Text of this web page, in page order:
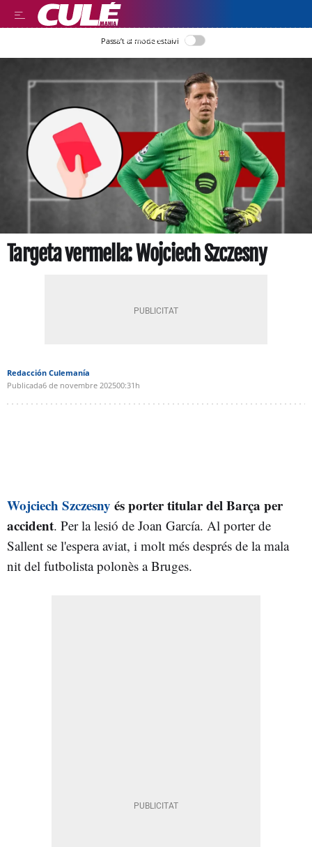
LLEGIR EN CATALÀ
Passa’t al mode estalvi
Targeta vermella: Wojciech Szczesny
Redacción Culemanía
Publicada6 de novembre 202500:31h
Wojciech Szczesny és porter titular del Barça per
accident. Per la lesió de Joan García. Al porter de
Sallent se l'espera aviat, i molt més després de la mala
nit del futbolista polonès a Bruges.